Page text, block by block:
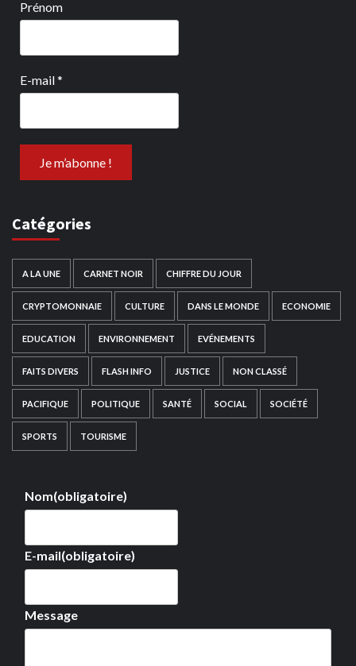
Prénom
E-mail*
Catégories
A LA UNE CARNET NOIR CHIFFRE DU JOUR
CRYPTOMONNAIE CULTURE DANS LE MONDE ECONOMIE
EDUCATION ENVIRONNEMENT EVÉNEMENTS
FAITS DIVERS FLASH INFO JUSTICE NON CLASSÉ
PACIFIQUE POLITIQUE SANTÉ SOCIAL SOCIÉTÉ
SPORTS TOURISME
Nom(obligatoire)
E-mail(obligatoire)
Message